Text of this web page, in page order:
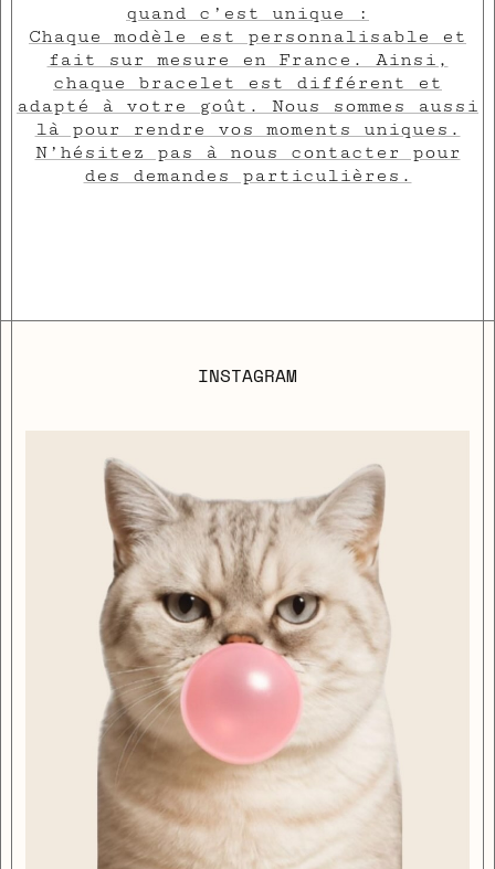
quand c’est unique :
Chaque modèle est personnalisable et
fait sur mesure en France. Ainsi,
chaque bracelet est différent et
adapté à votre goût. Nous sommes aussi
là pour rendre vos moments uniques.
N’hésitez pas à nous contacter pour
des demandes particulières.
INSTAGRAM